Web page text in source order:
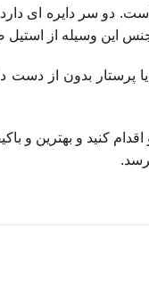
یک خمیدگی 75 درجه دارد و
این وسیله از
پزشک یا پرستار بدون